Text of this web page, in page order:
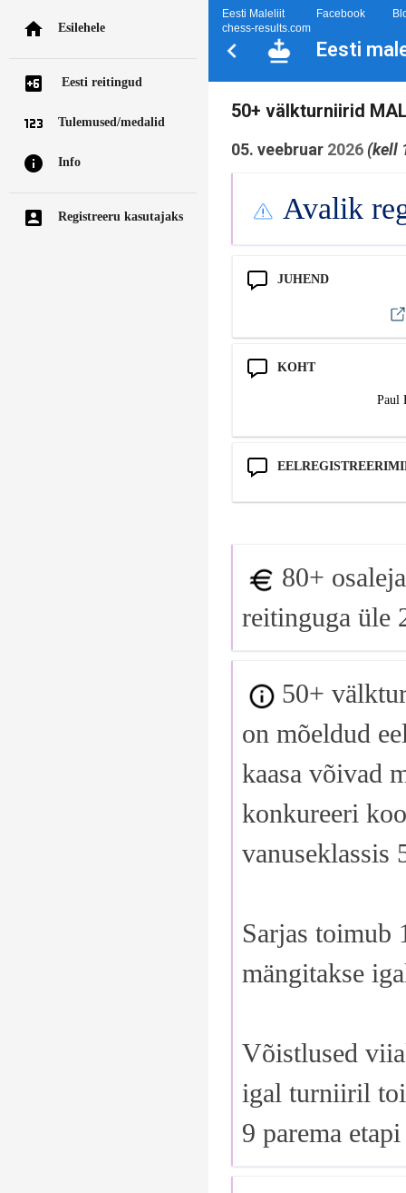
Esilehele
Eesti reitingud
Tulemused/medalid
Info
Registreeru kasutajaks
Eesti Maleliit Facebook
chess-results.com
Eesti
50+ välkturniirid
05. veebruar 2026 (kell
Avalik
JUHEND
KOHT
Paul
80+
reitinguga üle
50+
on mõeldud
kaasa võivad
konkureeri
vanuseklassis
Sarjas toimub
mängitakse
Võistlused
igal turniiril
9 parema